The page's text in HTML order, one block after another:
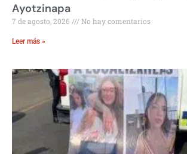
Ayotzinapa
7 de agosto, 2026 No hay comentarios
Leer más »